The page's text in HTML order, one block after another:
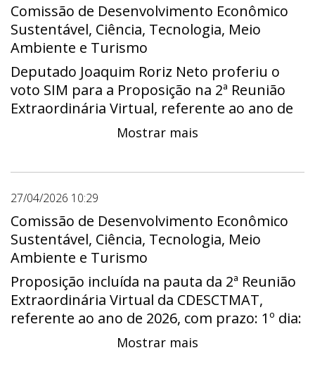
Comissão de Desenvolvimento Econômico
Sustentável, Ciência, Tecnologia, Meio
Ambiente e Turismo
Deputado Joaquim Roriz Neto proferiu o
voto SIM para a Proposição na 2ª Reunião
Extraordinária Virtual, referente ao ano de
Mostrar mais
27/04/2026 10:29
Comissão de Desenvolvimento Econômico
Sustentável, Ciência, Tecnologia, Meio
Ambiente e Turismo
Proposição incluída na pauta da 2ª Reunião
Extraordinária Virtual da CDESCTMAT,
referente ao ano de 2026, com prazo: 1º dia:
27/04/2026 - 00:00:00 e último dia:
Mostrar mais